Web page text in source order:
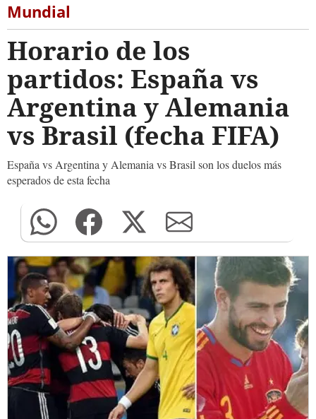
Mundial
Horario de los
partidos: España vs
Argentina y Alemania
vs Brasil (fecha FIFA)
España vs Argentina y Alemania vs Brasil son los duelos más
esperados de esta fecha